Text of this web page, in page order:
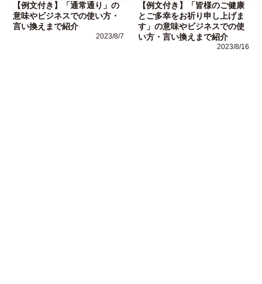
【例文付き】「通常通り」の
意味やビジネスでの使い方・
言い換えまで紹介
2023/8/7
【例文付き】「皆様のご健康
とご多幸をお祈り申し上げま
す」の意味やビジネスでの使
い方・言い換えまで紹介
2023/8/16